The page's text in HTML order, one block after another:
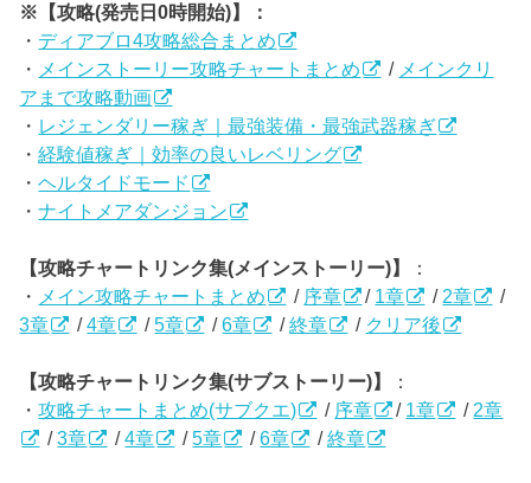
※【攻略(発売日0時開始)】：
・ ディアブロ4攻略総合まとめ
・ メインストーリー攻略チャートまとめ / メインクリ
アまで攻略動画
・ レジェンダリー稼ぎ｜最強装備・最強武器稼ぎ
・経験値稼ぎ｜効率の良いレベリング
・ヘルタイドモード
・ナイトメアダンジョン
【攻略チャートリンク集(メインストーリー)】
：
・ メイン攻略チャートまとめ / 序章 / 1章 / 2章
/
3章
/4章 /5章 /6章 /終章 / クリア後
【攻略チャートリンク集(サブストーリー)】
：
・攻略チャートまとめ(サブクエ) / 序章 / 1章 / 2章
/3章 /4章 /5章 /6章 /終章